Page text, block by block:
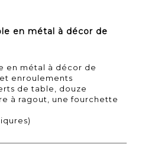
en métal à décor de
en métal à décor de
enroulements
de table, douze
à ragout, une fourchette